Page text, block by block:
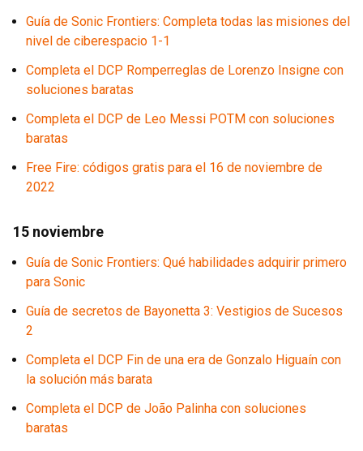
Guía de Sonic Frontiers: Completa todas las misiones del
nivel de ciberespacio 1-1
Completa el DCP Romperreglas de Lorenzo Insigne con
soluciones baratas
Completa el DCP de Leo Messi POTM con soluciones
baratas
Free Fire: códigos gratis para el 16 de noviembre de
2022
15 noviembre
Guía de Sonic Frontiers: Qué habilidades adquirir primero
para Sonic
Guía de secretos de Bayonetta 3: Vestigios de Sucesos
2
Completa el DCP Fin de una era de Gonzalo Higuaín con
la solución más barata
Completa el DCP de João Palinha con soluciones
baratas